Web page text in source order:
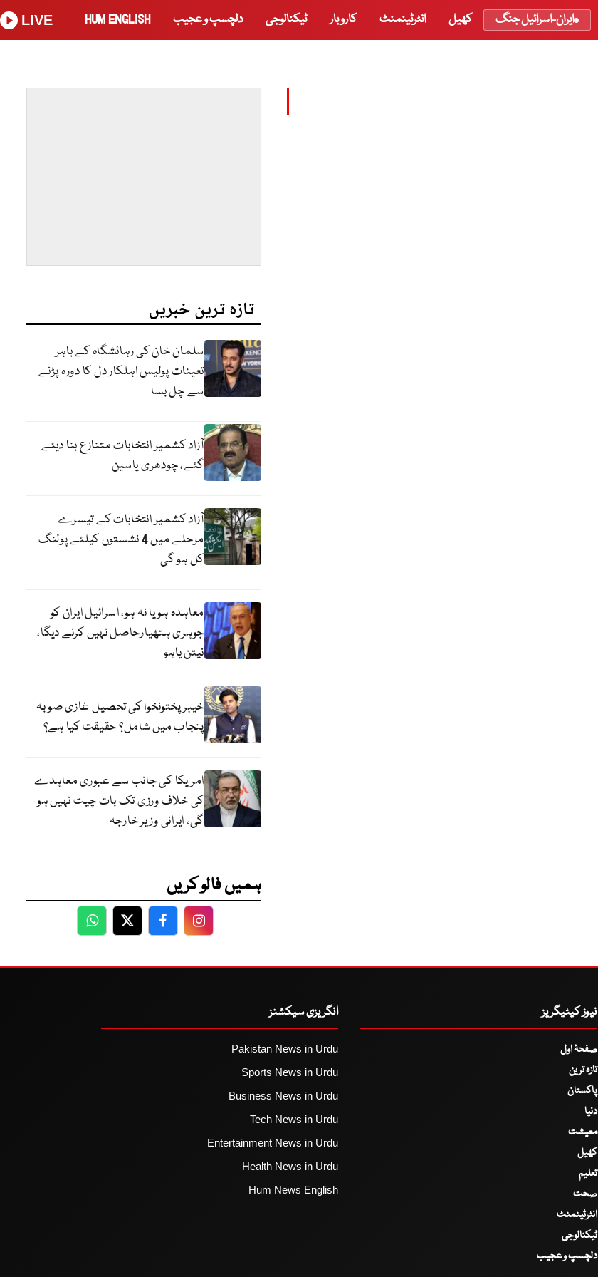
ایران-اسرائیل جنگ کھیل انٹرٹینمنٹ کاروبار ٹیکنالوجی دلچسپ و عجیب HUM ENGLISH
LIVE
تازہ ترین خبریں
سلمان خان کی رہائشگاہ کے باہر
تعینات پولیس اہلکار دل کا دورہ پڑنے
سے چل بسا
آزاد کشمیر انتخابات متنازع بنا دیئے
گئے، چودھری یاسین
آزاد کشمیر انتخابات کے تیسرے
مرحلے میں 4 نشستوں کیلئے پولنگ
کل ہو گی
معاہدہ ہو یا نہ ہو، اسرائیل ایران کو
جوہری ہتھیارحاصل نہیں کرنے دیگا،
نیتن یاہو
خیبر پختونخوا کی تحصیل غازی صوبہ
پنجاب میں شامل؟ حقیقت کیا ہے؟
امریکا کی جانب سے عبوری معاہدے
کی خلاف ورزی تک بات چیت نہیں ہو
گی، ایرانی وزیر خارجہ
ہمیں فالو کریں
WhatsApp
TwitterFacebookFacebook
نیوز کیٹیگریز
صفحۂ اول
تازہ ترین
پاکستان
دنیا
معیشت
کھیل
تعلیم
صحت
انٹرٹینمنٹ
ٹیکنالوجی
دلچسپ و عجیب
انگریزی سیکشنز
Pakistan News in Urdu
Sports News in Urdu
Business News in Urdu
Tech News in Urdu
Entertainment News in Urdu
Health News in Urdu
Hum News English